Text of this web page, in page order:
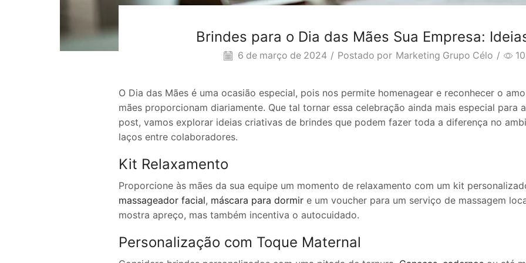
Brindes para o Dia das Mães Sua Empresa:
6 de março de 2024 / Postado por Marketing Grupo Célo /
O Dia das Mães é uma ocasião especial, pois nos permite homenagear e reconhecer o
mães proporcionam diariamente. Que tal tornar essa celebração ainda mais especial para
post, vamos explorar ideias criativas de brindes que podem fazer toda a diferença no
laços entre colaboradores.
Kit Relaxamento
Proporcione às mães da sua equipe um momento de relaxamento com um kit
massageador facial, máscara para dormir e um voucher para um serviço de massagem
mostra apreço, mas também incentiva o autocuidado.
Personalização com Toque Maternal